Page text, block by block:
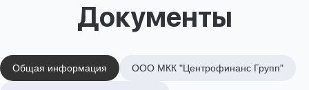
Документы
Общая информация ООО МКК "Центрофинанс Групп"
ознакомлен
предоставления
займов,
политикой